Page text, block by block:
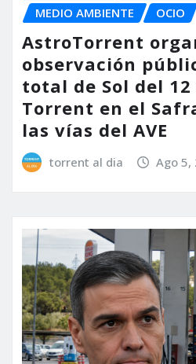
MEDIO AMBIENTE
OCIO
AstroTorrent
observación
total de Sol del
Torrent en el
las vías del AVE
torrent al dia Ago 5,